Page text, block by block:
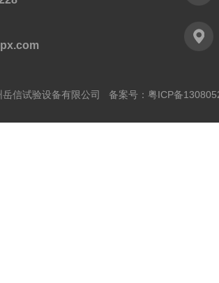
信试验设备有限公司 备案号： 粤ICP备